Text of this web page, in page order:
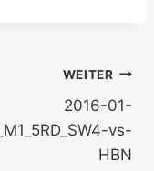
WEITER
2016-01-
vs-
HBN